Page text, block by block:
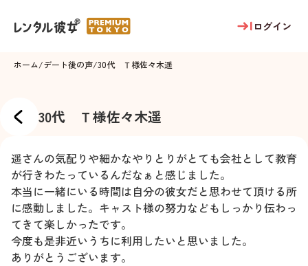
ログイン
ホーム/デート後の声/30代 Ｔ様佐々木遥
30代 Ｔ様佐々木遥
遥さんの気配りや細かなやりとりがとても会社として教育
が行きわたっているんだなぁと感じました。
本当に一緒にいる時間は自分の彼女だと思わせて頂ける所
に感動しました。キャスト様の努力などもしっかり伝わっ
てきて楽しかったです。
今度も是非近いうちに利用したいと思いました。
ありがとうございます。